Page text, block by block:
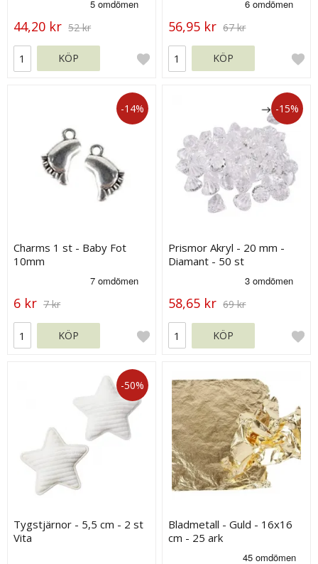
44,20 kr 52 kr
KÖP
56,95 kr 67 kr
KÖP
-14%
Charms 1 st - Baby Fot
10mm
6 kr 7 kr
KÖP
-15%
Prismor Akryl - 20 mm -
Diamant - 50 st
58,65 kr 69 kr
KÖP
-50%
Tygstjärnor - 5,5 cm - 2 st
Vita
Bladmetall - Guld - 16x16
cm - 25 ark